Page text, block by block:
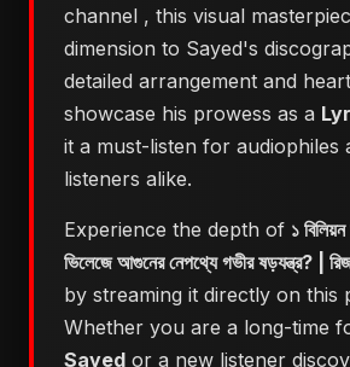
channel , this visual
dimension to Sayed's
detailed arrangement and
showcase his prowess as a
it a must-listen for audiophiles
listeners alike.
Experience the depth of ১
ভিলেজে আগুনের নেপথ্যে গভীর ষড়যন্ত্র? |
by streaming it directly on this
Whether you are a long-time
Sayed or a new listener